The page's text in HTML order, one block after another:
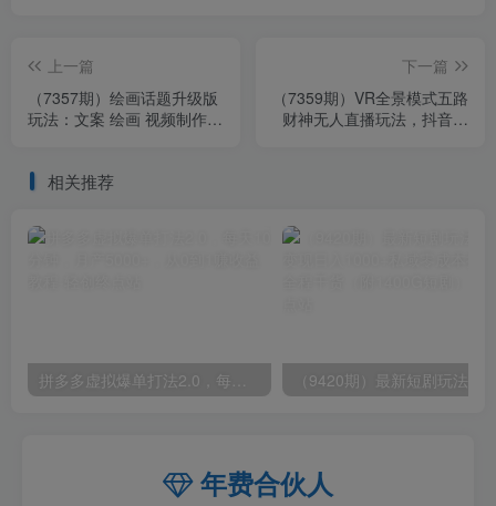
上一篇
（7357期）绘画话题升级版
玩法：文案 绘画 视频制作
下一篇
（7359期）VR全景模式五路
财神无人直播玩法，抖音目
相关推荐
年费合伙人